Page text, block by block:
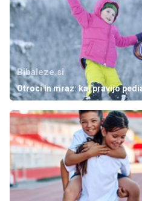
Bibaleze.si
Otroci in mraz: kaj pravijo